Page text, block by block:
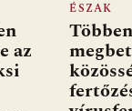
az
ÉSZAK